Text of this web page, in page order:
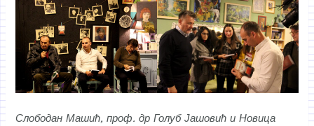
Слободан Машић, проф. др Голуб Јашовић и Новица